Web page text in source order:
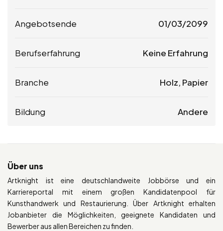
Angebotsende 01/03/2099
Berufserfahrung Keine Erfahrung
Branche Holz, Papier
Bildung Andere
Über uns
Artknight ist eine deutschlandweite Jobbörse und ein
Karriereportal mit einem großen Kandidatenpool für
Kunsthandwerk und Restaurierung. Über Artknight erhalten
Jobanbieter die Möglichkeiten, geeignete Kandidaten und
Bewerber aus allen Bereichen zu finden.